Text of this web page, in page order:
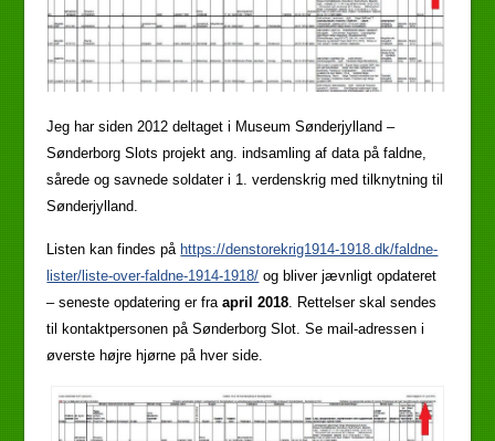
Jeg har siden 2012 deltaget i Museum Sønderjylland –
Sønderborg Slots projekt ang. indsamling af data på faldne,
sårede og savnede soldater i 1. verdenskrig med tilknytning til
Sønderjylland.
Listen kan findes på https://denstorekrig1914-1918.dk/faldne-
lister/liste-over-faldne-1914-1918/ og bliver jævnligt opdateret
– seneste opdatering er fraapril 2018 . Rettelser skal sendes
til kontaktpersonen på Sønderborg Slot. Se mail-adressen i
øverste højre hjørne på hver side.